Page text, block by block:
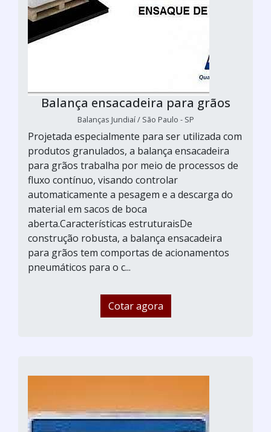
Balança ensacadeira para grãos
Balanças Jundiaí / São Paulo - SP
Projetada especialmente para ser utilizada com
produtos granulados, a balança ensacadeira
para grãos trabalha por meio de processos de
fluxo contínuo, visando controlar
automaticamente a pesagem e a descarga do
material em sacos de boca
aberta.Características estruturaisDe
construção robusta, a balança ensacadeira
para grãos tem comportas de acionamentos
pneumáticos para o c...
Cotar agora